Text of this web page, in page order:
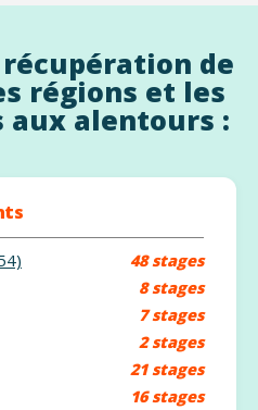
de
régions et les
aux alentours :
48 stages
8 stages
7 stages
2 stages
21 stages
16 stages